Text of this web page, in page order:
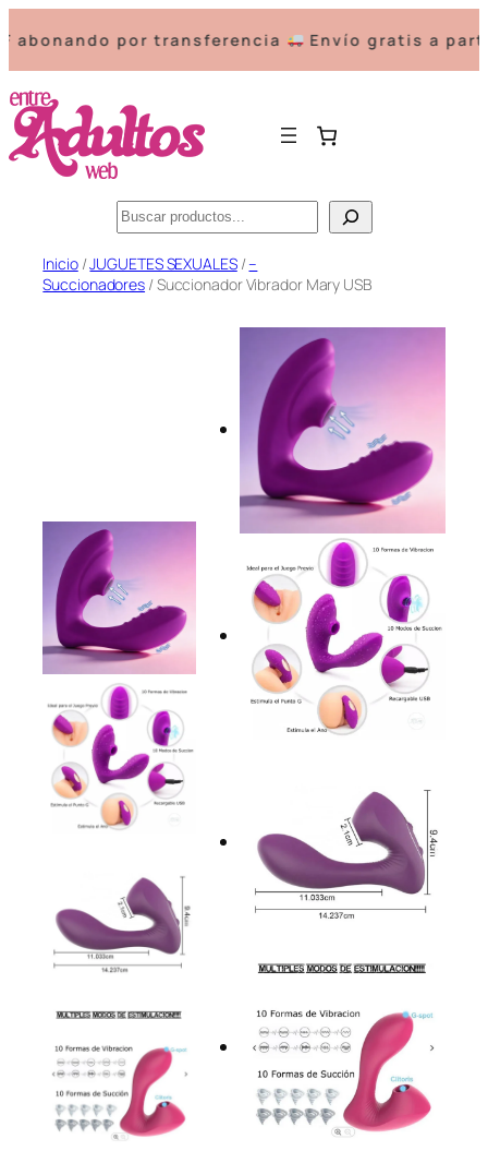
por transferencia Envío gratis a partir de
Buscar
SaltarInicio/JUGUETES SEXUALES/–
Succionadores / Succionador Vibrador Mary USB